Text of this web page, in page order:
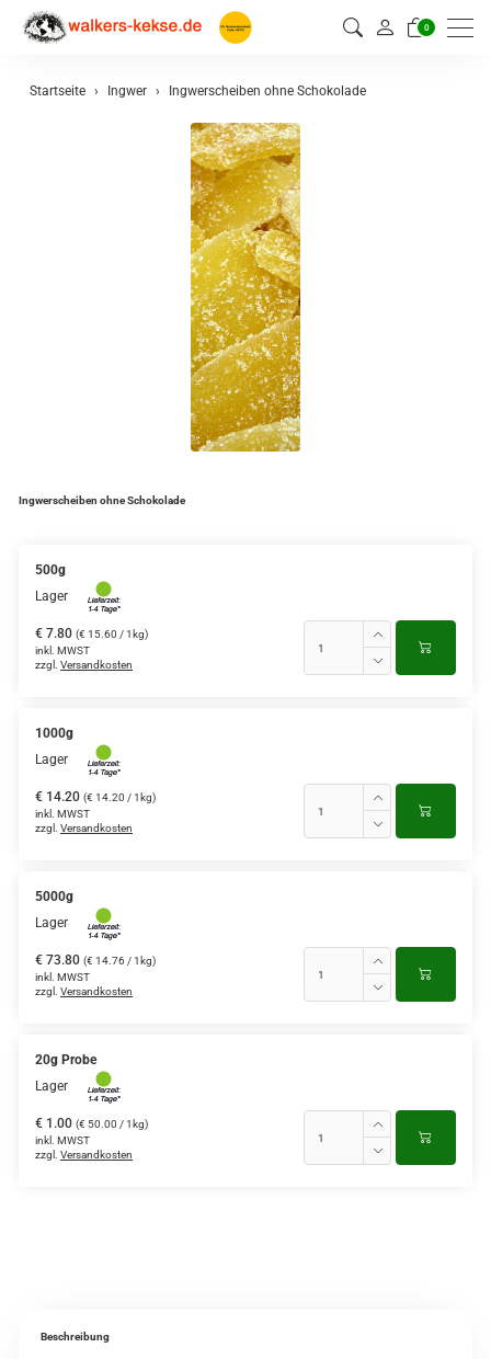
0
Startseite Ingwer Ingwerscheiben ohne Schokolade
Ingwerscheiben ohne Schokolade
500g
Lager
€ 7.80 (€ 15.60 / 1kg)
inkl. MWST
zzgl. Versandkosten
1000g
Lager
€ 14.20 (€ 14.20 / 1kg)
inkl. MWST
zzgl. Versandkosten
5000g
Lager
€ 73.80 (€ 14.76 / 1kg)
inkl. MWST
zzgl. Versandkosten
20g Probe
Lager
€ 1.00 (€ 50.00 / 1kg)
inkl. MWST
zzgl. Versandkosten
Beschreibung